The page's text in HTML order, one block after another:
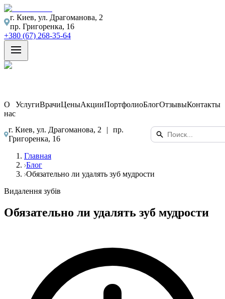
г. Киев, ул. Драгоманова, 2
пр. Григоренка, 16
+380 (67) 268-35-64
О
нас
УслугиВрачиЦеныАкцииПортфолиоБлогОтзывыКонтакты
г. Киев, ул. Драгоманова, 2 |
пр.
Григоренка, 16
Главная
Блог
Обязательно ли удалять зуб мудрости
Видалення зубів
Обязательно ли удалять зуб мудрости